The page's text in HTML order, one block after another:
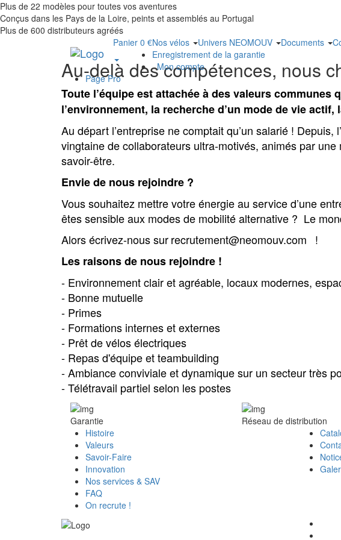
Plus de 22 modèles pour toutes vos aventures
Conçus dans les Pays de la Loire, peints et assemblés au Portugal
Plus de 600 distributeurs agréés
Panier 0 €Nos vélos Univers NEOMOUV Documents
Enregistrement de la garantie
Mon compte
Page Pro
Au-delà des compétences, nous
Toute l’équipe est attachée à des valeurs communes
l’environnement, la recherche d’un mode de vie
Au départ l’entreprise ne comptait qu’un salarié !
vingtaine de collaborateurs ultra-motivés, animés par
savoir-être.
Envie de nous rejoindre ?
Vous souhaitez mettre votre énergie au service d’une
êtes sensible aux modes de mobilité alternative ? Le
Alors écrivez-nous surrecrutement@neomouv.com
!
Les raisons de nous rejoindre !
- Environnement clair et agréable, locaux modernes,
- Bonne mutuelle
- Primes
- Formations internes et externes
- Prêt de vélos électriques
- Repas d'équipe et teambuilding
- Ambiance conviviale et dynamique sur un secteur très
- Télétravail partiel selon les postes
Garantie Réseau de distribution
Histoire
Valeurs
Savoir-Faire
Innovation
Nos services & SAV
FAQ
On recrute !